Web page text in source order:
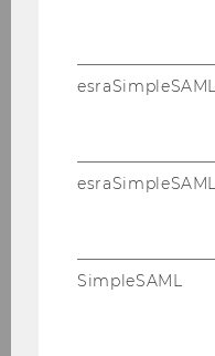
Bank
BIC/
esraSimpleSAML
SimpleSAML